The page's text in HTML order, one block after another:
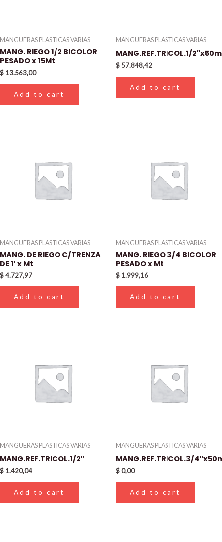
MANGUERAS PLASTICAS VARIAS
MANG. RIEGO 1/2 BICOLOR
PESADO x 15Mt
$ 13.563,00
Add to cart
MANGUERAS PLASTICAS VARIAS
MANG.REF.TRICOL.1/
$ 57.848,42
Add to cart
MANGUERAS PLASTICAS VARIAS
MANG. DE RIEGO C/TRENZA
DE 1′ x Mt
$4.727,97
Add to cart
MANGUERAS PLASTICAS VARIAS
MANG. RIEGO 3/4 BICOLOR
PESADO x Mt
$ 1.999,16
Add to cart
MANGUERAS PLASTICAS VARIAS
MANG.REF.TRICOL.1/2″
$ 1.420,04
Add to cart
MANGUERAS PLASTICAS VARIAS
MANG.REF.TRICOL.3/
$0,00
Add to cart